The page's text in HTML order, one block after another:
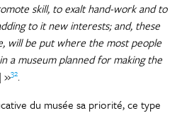
skill, to exalt hand-work and to
to it new interests; and, these
will be put where the most people
a museum planned for making the
»32.
du musée sa priorité, ce type